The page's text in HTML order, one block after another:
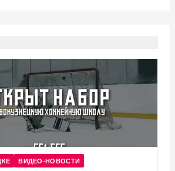
ВИДЕО-НОВОСТИ